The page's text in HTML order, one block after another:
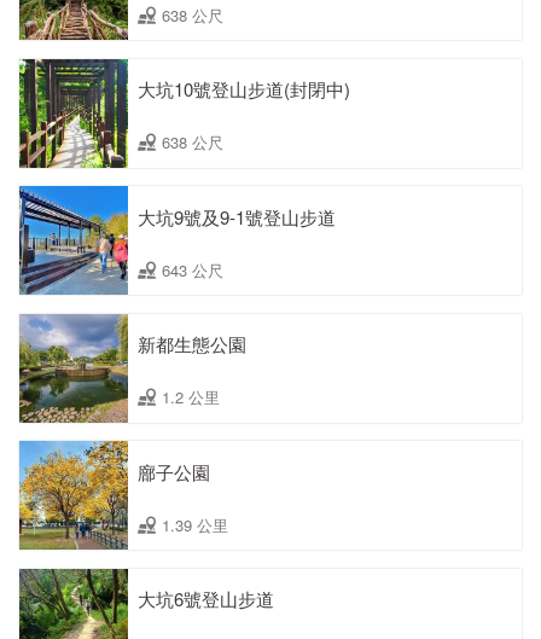
638 公尺
大坑10號登山步道(封閉中)
638 公尺
大坑9號及9-1號登山步道
643 公尺
新都生態公園
1.2 公里
廍子公園
1.39 公里
大坑6號登山步道